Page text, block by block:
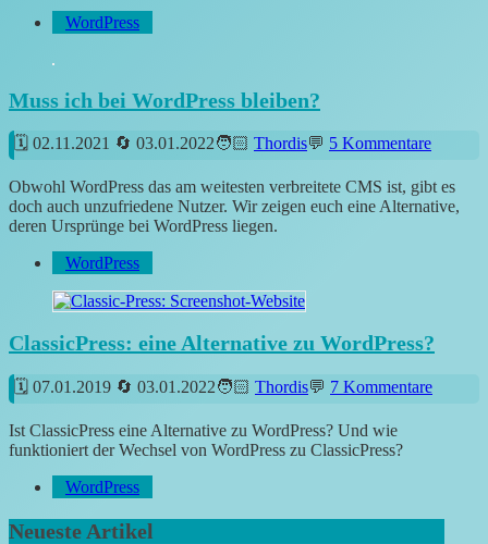
WordPress
Muss ich bei WordPress bleiben?
02.11.2021 03.01.2022 Thordis 5 Kommentare
Obwohl WordPress das am weitesten verbreitete CMS ist, gibt es
doch auch unzufriedene Nutzer. Wir zeigen euch eine Alternative,
deren Ursprünge bei WordPress liegen.
WordPress
ClassicPress: eine Alternative zu WordPress?
07.01.2019 03.01.2022 Thordis 7 Kommentare
Ist ClassicPress eine Alternative zu WordPress? Und wie
funktioniert der Wechsel von WordPress zu ClassicPress?
WordPress
Neueste Artikel